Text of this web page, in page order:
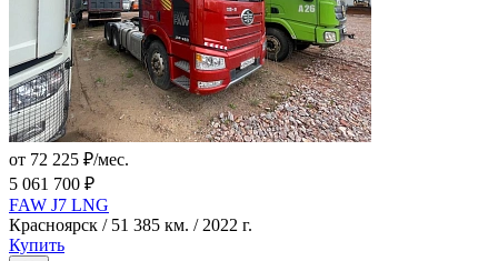
от 72 225 ₽/мес.
5 061 700 ₽
FAW J7 LNG
Красноярск / 51 385 км. / 2022 г.
Купить